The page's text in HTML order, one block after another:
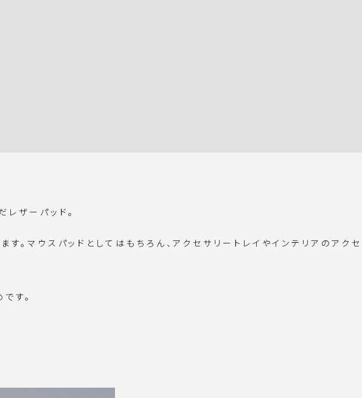
ザーパッド。
。マウスパッドとしてはもちろん、アクセサリートレイやインテリアのアクセ
す。